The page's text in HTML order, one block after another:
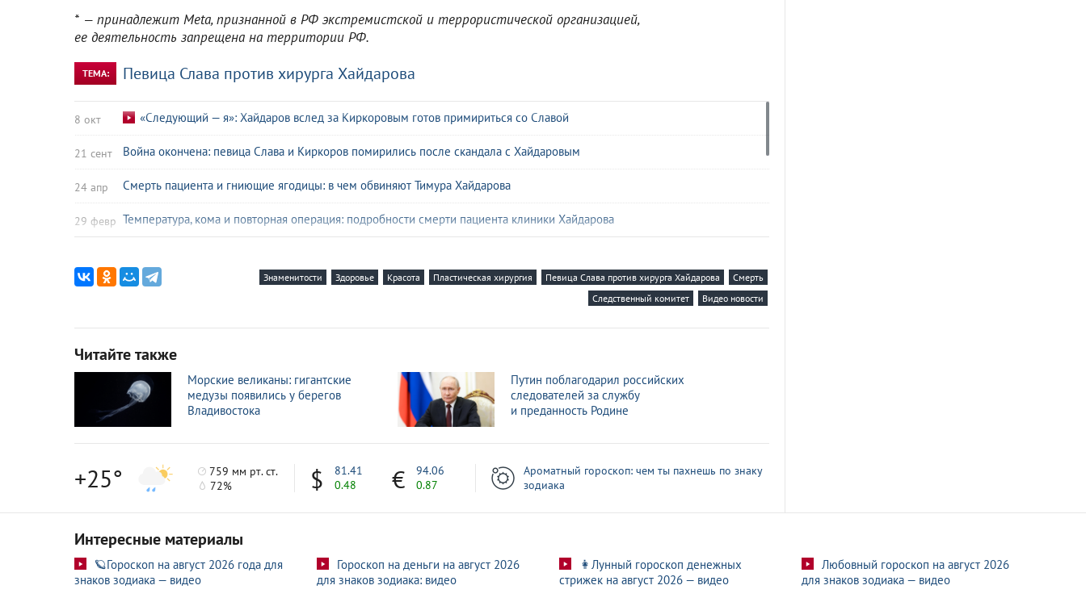
* — принадлежит Meta, признанной в РФ экстремистской и террористической организацией,
ее деятельность запрещена на территории РФ.
ТЕМА: Певица Слава против хирурга Хайдарова
8 окт «Следующий — я»: Хайдаров вслед за Киркоровым готов примириться со Славой
21 сент Война окончена: певица Слава и Киркоров помирились после скандала с Хайдаровым
24 апр Смерть пациента и гниющие ягодицы: в чем обвиняют Тимура Хайдарова
29 февр Температура, кома и повторная операция: подробности смерти пациента клиники Хайдарова
1 февр «Пустует просто так»: Хайдаров объяснил, почему ликвидировал свою клинику
19 дек Не только Киркоров: кому еще Любовь Успенская перешла дорогу
Поправилась и впала в депрессию: что случилось с певицей Славой
6 дек «Правую режет он, а левую — помощник?» — что скрывается за скандальными операциями Хайдарова
Знаменитости Здоровье Красота Пластическая хирургия Певица Слава против хирурга Хайдарова
Смерть
Следственный комитет
Видео новости
Читайте также
Морские великаны: гигантские
медузы появились у берегов
Владивостока
Путин поблагодарил российских
следователей за службу
и преданность Родине
+25°
759 мм рт. ст.
72%
81.41
0.48
94.06
0.87
Ароматный гороскоп: чем ты пахнешь по знаку
зодиака
Интересные материалы
🪐Гороскоп на август 2026 года для
знаков зодиака — видео
Гороскоп на деньги на август 2026
для знаков зодиака: видео
👩Лунный гороскоп денежных
стрижек на август 2026 — видео
Любовный гороскоп на август 2026
для знаков зодиака — видео